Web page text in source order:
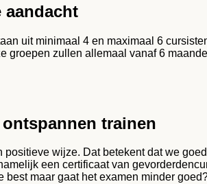
aandacht
uit minimaal 4 en maximaal 6
groepen zullen allemaal vanaf 6
trainen
positieve wijze. Dat betekent dat we
een certificaat van
best maar gaat het examen minder